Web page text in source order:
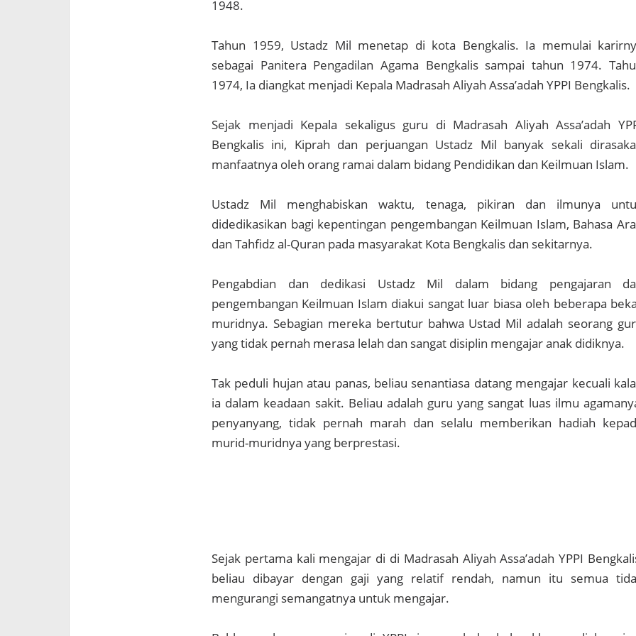
1948.
Tahun 1959, Ustadz Mil menetap di kota Bengkalis. Ia memulai
sebagai Panitera Pengadilan Agama Bengkalis sampai tahun 1974.
1974, Ia diangkat menjadi Kepala Madrasah Aliyah Assa’adah YPPI Bengkalis.
Sejak menjadi Kepala sekaligus guru di Madrasah Aliyah Assa’adah
Bengkalis ini, Kiprah dan perjuangan Ustadz Mil banyak sekali
manfaatnya oleh orang ramai dalam bidang Pendidikan dan Keilmuan Islam.
Ustadz Mil menghabiskan waktu, tenaga, pikiran dan ilmunya
didedikasikan bagi kepentingan pengembangan Keilmuan Islam, Bahasa
dan Tahfidz al-Quran pada masyarakat Kota Bengkalis dan sekitarnya.
Pengabdian dan dedikasi Ustadz Mil dalam bidang pengajaran
pengembangan Keilmuan Islam diakui sangat luar biasa oleh beberapa
muridnya. Sebagian mereka bertutur bahwa Ustad Mil adalah seorang
yang tidak pernah merasa lelah dan sangat disiplin mengajar anak didiknya.
Tak peduli hujan atau panas, beliau senantiasa datang mengajar kecuali
ia dalam keadaan sakit. Beliau adalah guru yang sangat luas ilmu
penyanyang, tidak pernah marah dan selalu memberikan hadiah
murid-muridnya yang berprestasi.
Sejak pertama kali mengajar di di Madrasah Aliyah Assa’adah YPPI
beliau dibayar dengan gaji yang relatif rendah, namun itu semua
mengurangi semangatnya untuk mengajar.